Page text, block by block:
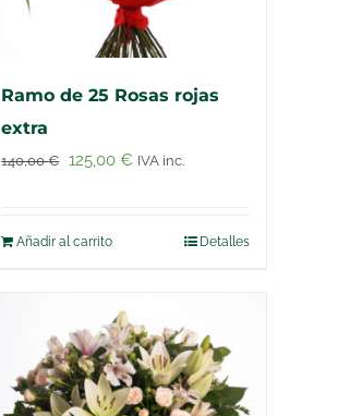
Ramo de 25 Rosas rojas
extra
140,00€ El
era:
125,00€ El
IVA inc.
Añadir al carrito Detalles